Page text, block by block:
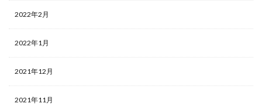
2022年2月
2022年1月
2021年12月
2021年11月